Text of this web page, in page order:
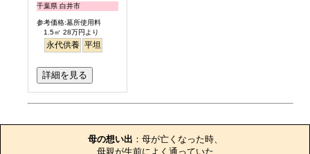
千葉県 白井市
参考価格:墓所使用料
1.5㎡ 28万円より
永代供養 平坦
詳細を見る
母の想い出 ：母が亡くなった時、
母親が生前によく通っていた